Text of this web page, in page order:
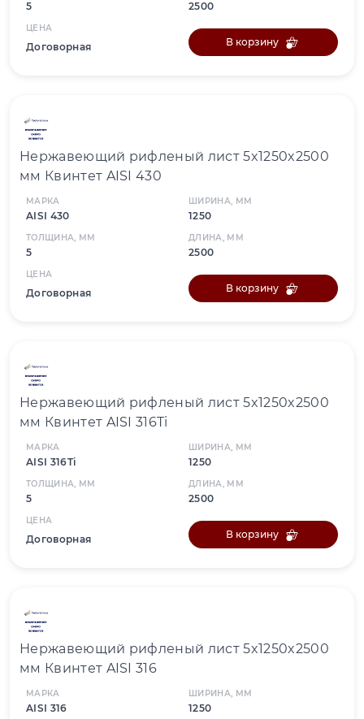
5 2500
ЦЕНА
Договорная В корзину
Нержавеющий рифленый лист 5x1250x2500
мм Квинтет AISI 430
МАРКА
AISI 430
ШИРИНА, ММ
1250
ТОЛЩИНА, ММ
5
ДЛИНА, ММ
2500
ЦЕНА
Договорная В корзину
Нержавеющий рифленый лист 5x1250x2500
мм Квинтет AISI 316Ti
МАРКА
AISI 316Ti
ШИРИНА, ММ
1250
ТОЛЩИНА, ММ
5
ДЛИНА, ММ
2500
ЦЕНА
Договорная В корзину
Нержавеющий рифленый лист 5x1250x2500
мм Квинтет AISI 316
МАРКА
AISI 316
ШИРИНА, ММ
1250